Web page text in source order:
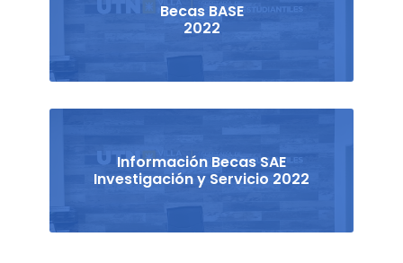
Becas BASE
2022
Información Becas SAE
Investigación y Servicio 2022